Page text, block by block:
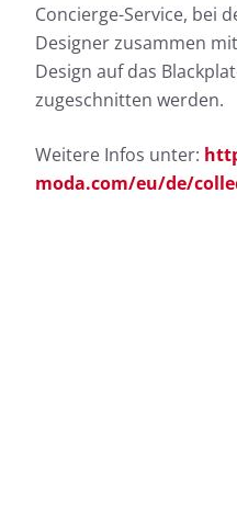
Concierge-Service, bei
Designer zusammen
Design auf das
zugeschnitten werden.
Weitere Infos unter:
moda.com/eu/de/